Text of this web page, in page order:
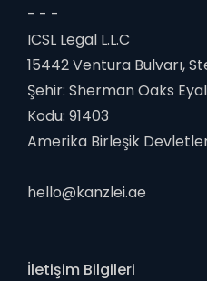
- - -
ICSL Legal L.L.C
15442 Ventura Bulvarı,
Şehir: Sherman Oaks
Kodu: 91403
Amerika Birleşik
hello@kanzlei.ae
İletişim Bilgileri